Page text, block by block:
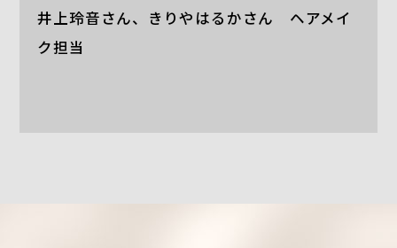
井上玲音さん、きりやはるかさん ヘアメイ
ク担当